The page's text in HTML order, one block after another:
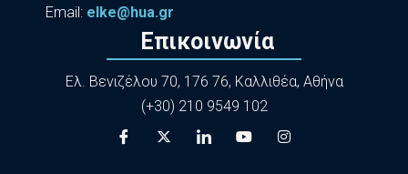
Εmail: elke@hua.gr
Επικοινωνία
Ελ. Βενιζέλου 70, 176 76, Καλλιθέα, Αθήνα
(+30) 210 9549 102